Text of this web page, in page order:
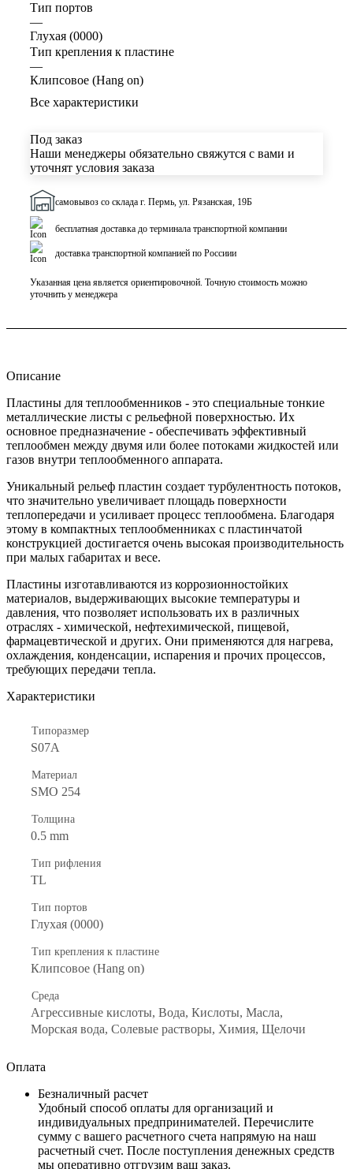
Тип портов
—
Глухая (0000)
Тип крепления к пластине
—
Клипсовое (Hang on)
Все характеристики
Под заказ
Наши менеджеры обязательно свяжутся с вами и
уточнят условия заказа
самовывоз со склада г. Пермь, ул. Рязанская, 19Б
бесплатная доставка до терминала транспортной компании
доставка транспортной компанией по Россиии
Указанная цена является ориентировочной. Точную стоимость можно
уточнить у менеджера
Описание
Пластины для теплообменников - это специальные тонкие
металлические листы с рельефной поверхностью. Их
основное предназначение - обеспечивать эффективный
теплообмен между двумя или более потоками жидкостей или
газов внутри теплообменного аппарата.
Уникальный рельеф пластин создает турбулентность потоков,
что значительно увеличивает площадь поверхности
теплопередачи и усиливает процесс теплообмена. Благодаря
этому в компактных теплообменниках с пластинчатой
конструкцией достигается очень высокая производительность
при малых габаритах и весе.
Пластины изготавливаются из коррозионностойких
материалов, выдерживающих высокие температуры и
давления, что позволяет использовать их в различных
отраслях - химической, нефтехимической, пищевой,
фармацевтической и других. Они применяются для нагрева,
охлаждения, конденсации, испарения и прочих процессов,
требующих передачи тепла.
Характеристики
Типоразмер
S07A
Материал
SMO 254
Толщина
0.5 mm
Тип рифления
TL
Тип портов
Глухая (0000)
Тип крепления к пластине
Клипсовое (Hang on)
Среда
Агрессивные кислоты, Вода, Кислоты, Масла,
Морская вода, Солевые растворы, Химия, Щелочи
Оплата
Безналичный расчет
Удобный способ оплаты для организаций и
индивидуальных предпринимателей. Перечислите
сумму с вашего расчетного счета напрямую на наш
расчетный счет. После поступления денежных средств
мы оперативно отгрузим ваш заказ.